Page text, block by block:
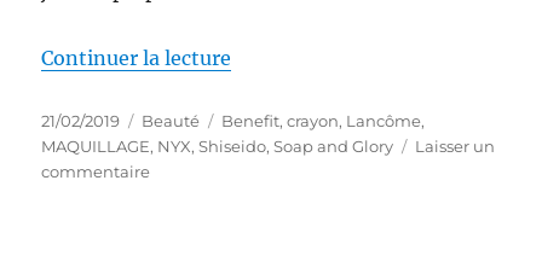
Continuer la lecture
Publié
le
21/02/2019 Catégories
Beauté Étiquettes
Benefit,crayon, Lancôme,
MAQUILLAGE, NYX,Shiseido,Soap and Glory
Laisser un
commentairesur